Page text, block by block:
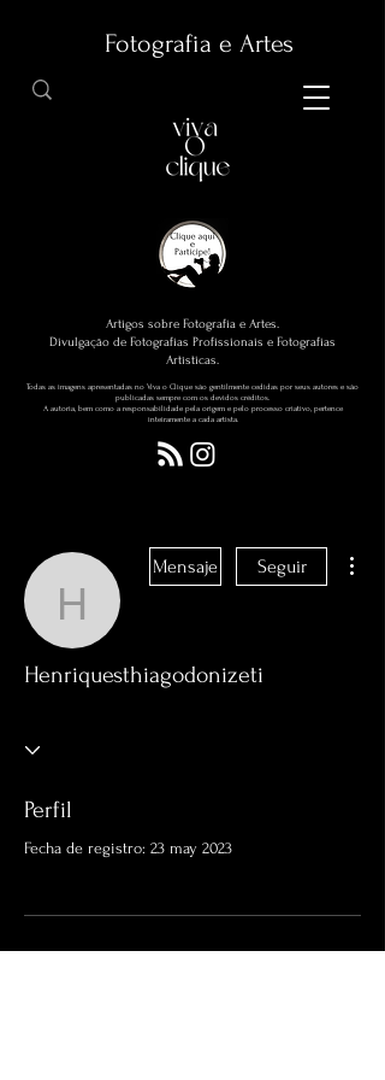
Fotografia e Artes
Artigos sobre Fotografia e Artes.
Divulgação de Fotografias Profissionais e Fotografias
Artísticas.
Todas as imagens apresentadas no Viva o Clique são gentilmente cedidas por seus autores e são
publicadas sempre com os devidos créditos.
A autoria, bem como a responsabilidade pela origem e pelo processo criativo, pertence
inteiramente a cada artista.
Mensaje Seguir
Henriquesthiagodonizeti
Perfil
Fecha de registro: 23 may 2023